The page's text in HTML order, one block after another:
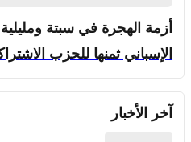
أزمة الهجرة في سبتة
الإسباني ثمنها للحزب
آخر الأخبار